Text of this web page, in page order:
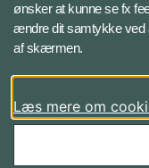
Følg Jydske
Facebook
ønsker at kunne se fx
ændre dit samtykke ved
af skærmen.
Læs mere om